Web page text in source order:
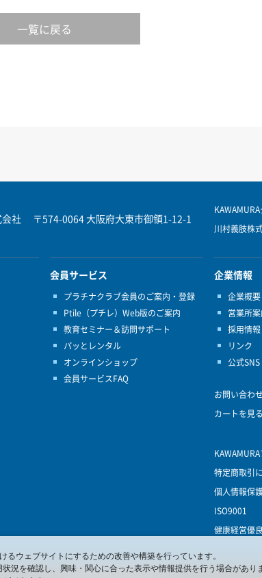
一覧に戻る
会社 〒574-0064 大阪府大東市御領1-12-1
川村義肢株
会員サービス
プラチナクラブ会員のご案内・登録
Ptile（プチレ）Web版のご案内
教育セミナー＆訪問サポート
パッとレンタル
オンラインショップ
会員サービスFAQ
企業情報
企業概要
営業所
採用情報
リンク
公式SNS
お問い合わせ
カートを見る
特定商取引
個人情報保
ISO9001
健康経営優
ウェブサイトにするための改善や構築を行っています。
況を確認し、興味・関心に合った表示や情報提供を行う場合があり